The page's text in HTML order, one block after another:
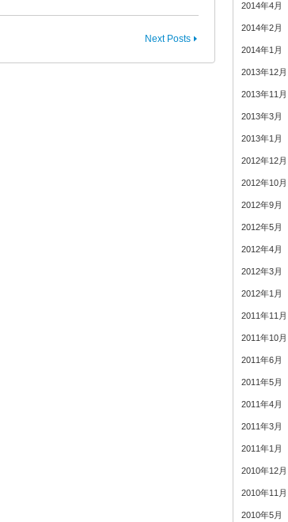
Next Posts
2014年4月
2014年2月
2014年1月
2013年12月
2013年11月
2013年3月
2013年1月
2012年12月
2012年10月
2012年9月
2012年5月
2012年4月
2012年3月
2012年1月
2011年11月
2011年10月
2011年6月
2011年5月
2011年4月
2011年3月
2011年1月
2010年12月
2010年11月
2010年5月